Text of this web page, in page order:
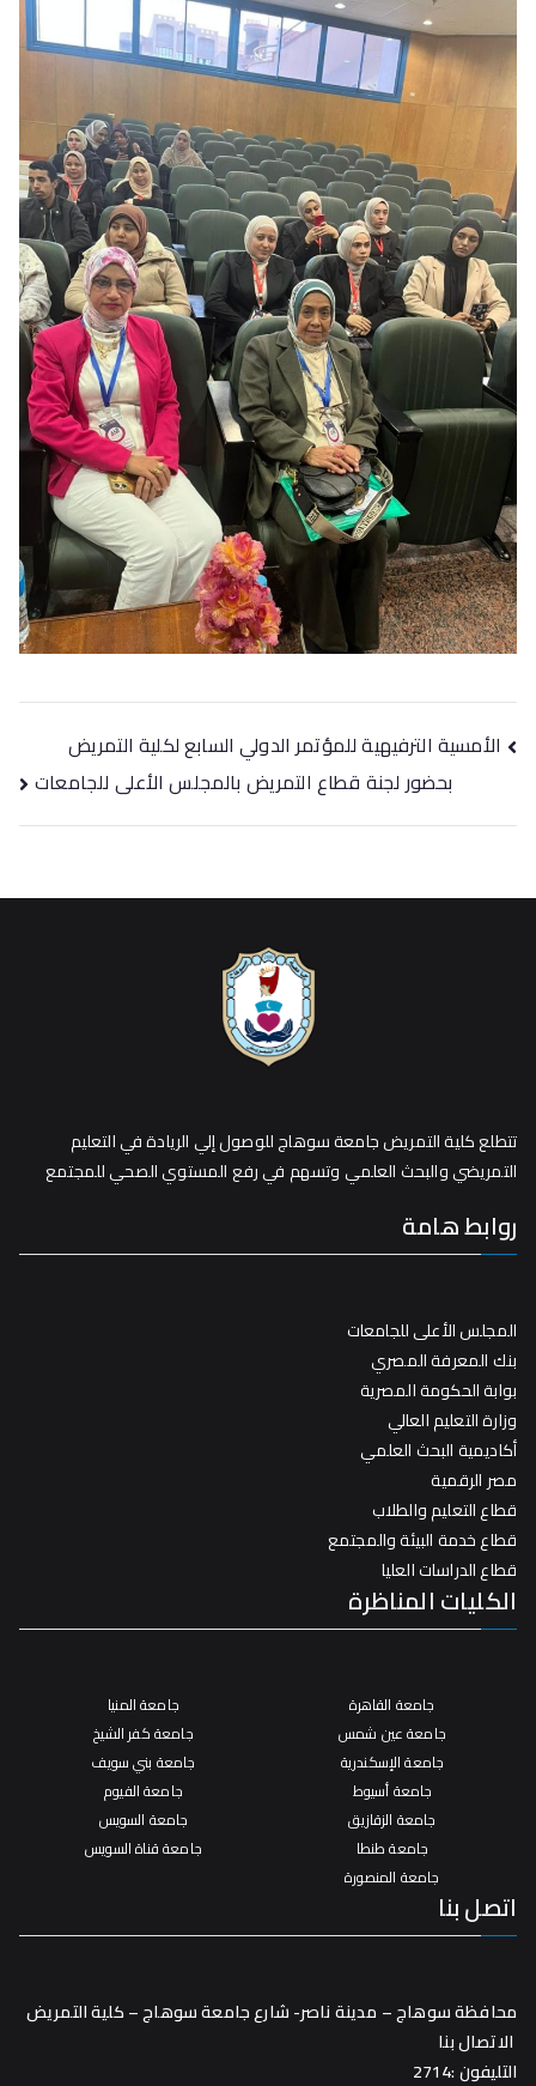
الأمسية الترفيهية للمؤتمر الدولي السابع لكلية التمريض
بحضور لجنة قطاع التمريض بالمجلس الأعلى للجامعات
تتطلع كلية التمريض جامعة سوهاج للوصول إلي الريادة في التعليم
التمريضي والبحث العلمي وتسهم في رفع المستوي الصحي للمجتمع
روابط هامة
المجلس الأعلى للجامعات
بنك المعرفة المصري
بوابة الحكومة المصرية
وزارة التعليم العالي
أكاديمية البحث العلمي
مصر الرقمية
قطاع التعليم والطلاب
قطاع خدمة البيئة والمجتمع
قطاع الدراسات العليا
الكليات المناظرة
جامعة القاهرة
جامعة عين شمس
جامعة الإسكندرية
جامعة أسيوط
جامعة الزقازيق
جامعة طنطا
جامعة المنصورة
جامعة المنيا
جامعة كفر الشيخ
جامعة بني سويف
جامعة الفيوم
جامعة السويس
جامعة قناة السويس
اتصل بنا
محافظة سوهاج – مدينة ناصر- شارع جامعة سوهاج – كلية التمريض
الاتصال بنا
التليفون :2714